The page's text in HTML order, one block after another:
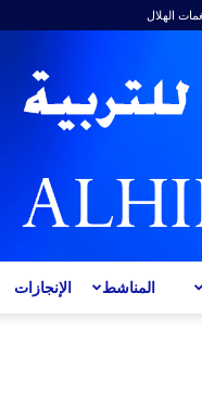
الهلال
الإنجازات المناشط